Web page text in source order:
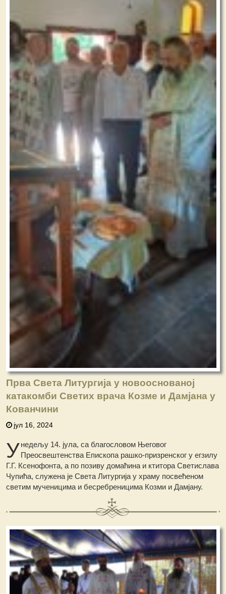
Прва Света Литургија у новооснованој
катакомби Светих врача Козме и Дамјана у
Кованчини
јул 16, 2024
Унедељу 14. јула, са благословом Његовог
Преосвештенства Епископа рашко-призренског у егзилу
Г.Г. Ксенофонта, а по позиву домаћина и ктитора Светислава
Чупића, служена је Света Литургија у храму посвећеном
светим мученицима и бесребреницима Козми и Дамјану.